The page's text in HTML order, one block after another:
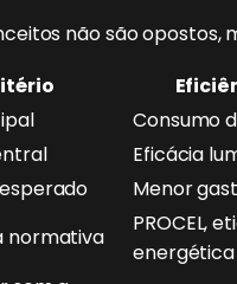
não são opostos,
Consumo
Eficácia
Menor
normativa
PROCEL,
energética